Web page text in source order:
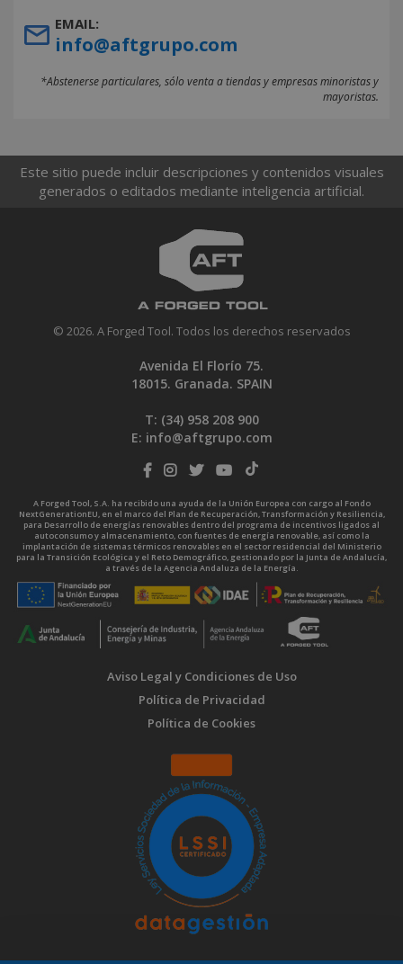
EMAIL:
info@aftgrupo.com
*Abstenerse particulares, sólo venta a tiendas y empresas minoristas y
mayoristas.
Este sitio puede incluir descripciones y contenidos visuales
generados o editados mediante inteligencia artificial.
© 2026. A Forged Tool. Todos los derechos reservados
Avenida El Florío 75.
18015. Granada. SPAIN
T: (34) 958 208 900
E: info@aftgrupo.com
A Forged Tool, S.A. ha recibido una ayuda de la Unión Europea con cargo al Fondo
NextGenerationEU, en el marco del Plan de Recuperación, Transformación y Resiliencia,
para Desarrollo de energías renovables dentro del programa de incentivos ligados al
autoconsumo y almacenamiento, con fuentes de energía renovable, así como la
implantación de sistemas térmicos renovables en el sector residencial del Ministerio
para la Transición Ecológica y el Reto Demográfico, gestionado por la Junta de Andalucía,
a través de la Agencia Andaluza de la Energía.
Aviso Legal y Condiciones de Uso
Política de Privacidad
Política de Cookies